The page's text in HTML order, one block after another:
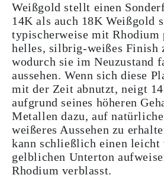
Weißgold stellt einen
14K als auch 18K Weißgold
typischerweise mit
helles, silbrig-weißes Finish
wodurch sie im Neuzustand
aussehen. Wenn sich diese
mit der Zeit abnutzt, neigt
aufgrund seines höheren
Metallen dazu, auf
weißeres Aussehen zu
kann schließlich einen leicht
gelblichen Unterton
Rhodium verblasst.